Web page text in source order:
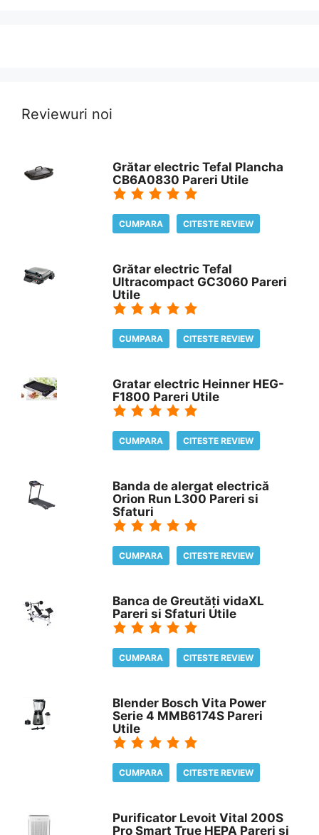
Reviewuri noi
Grătar electric Tefal Plancha
CB6A0830 Pareri Utile
CUMPARA CITESTE REVIEW
Grătar electric Tefal
Ultracompact GC3060 Pareri
Utile
CUMPARA CITESTE REVIEW
Gratar electric Heinner HEG-
F1800 Pareri Utile
CUMPARA CITESTE REVIEW
Banda de alergat electrică
Orion Run L300 Pareri si
Sfaturi
CUMPARA CITESTE REVIEW
Banca de Greutăți vidaXL
Pareri si Sfaturi Utile
CUMPARA CITESTE REVIEW
Blender Bosch Vita Power
Serie 4 MMB6174S Pareri
Utile
CUMPARA CITESTE REVIEW
Purificator Levoit Vital 200S
Pro Smart True HEPA Pareri si